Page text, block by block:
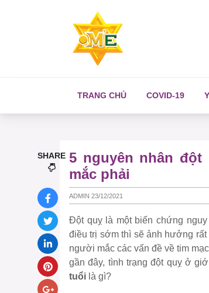
TRANG CHỦ COVID-19
5 nguyên nhân
mắc phải
ADMIN 23/12/2021
Đột quỵ là một biến chứng
điều trị sớm thì sẽ ảnh hưởng
người mắc các vấn đề về tim
gần đây, tình trạng đột quỵ ở
tuổi là gì?
SHARE